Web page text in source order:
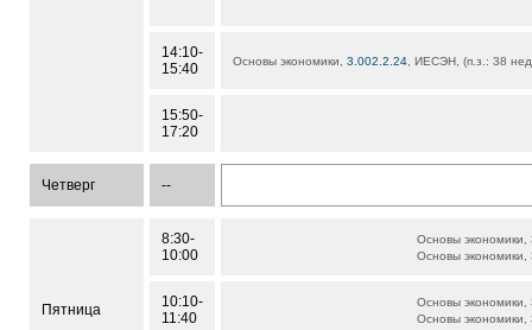
14:10-
15:40
Основы экономики, 3.002.2.24 , ИЕСЭН, (п.з.: 38
15:50-
17:20
Четверг --
Пятница
8:30-
10:00
Основы экономики,
Основы экономики,
10:10-
11:40
Основы экономики,
Основы экономики,